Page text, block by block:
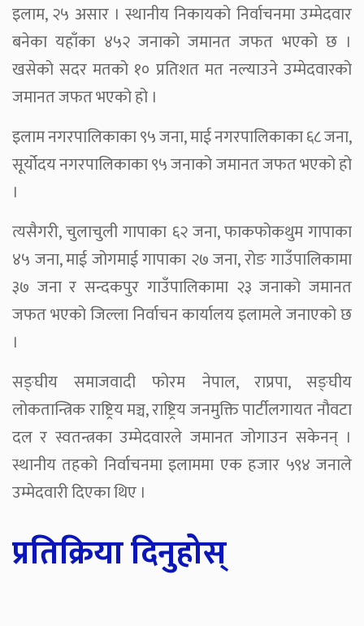
इलाम, २५ असार । स्थानीय निकायको निर्वाचनमा उम्मेदवार
बनेका यहाँका ४५२ जनाको जमानत जफत भएको छ ।
खसेको सदर मतको १० प्रतिशत मत नल्याउने उम्मेदवारको
जमानत जफत भएको हो ।
इलाम नगरपालिकाका ९५ जना, माई नगरपालिकाका ६८ जना,
सूर्योदय नगरपालिकाका ९५ जनाको जमानत जफत भएको हो
।
त्यसैगरी, चुलाचुली गापाका ६२ जना, फाकफोकथुम गापाका
४५ जना, माई जोगमाई गापाका २७ जना, रोङ गाउँपालिकामा
३७ जना र सन्दकपुर गाउँपालिकामा २३ जनाको जमानत
जफत भएको जिल्ला निर्वाचन कार्यालय इलामले जनाएको छ
।
सङ्घीय समाजवादी फोरम नेपाल, राप्रपा, सङ्घीय
लोकतान्त्रिक राष्ट्रिय मञ्च, राष्ट्रिय जनमुक्ति पार्टीलगायत नौवटा
दल र स्वतन्त्रका उम्मेदवारले जमानत जोगाउन सकेनन् ।
स्थानीय तहको निर्वाचनमा इलाममा एक हजार ५९४ जनाले
उम्मेदवारी दिएका थिए ।
प्रतिक्रिया दिनुहोस्